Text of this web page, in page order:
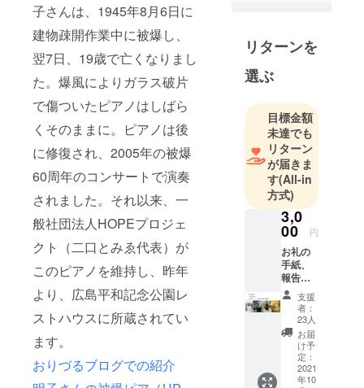
子さんは、1945年8月6日に
建物疎開作業中に被爆し、
翌7日、19歳で亡くなりまし
た。爆風によりガラス破片
で傷ついたピアノはしばら
くそのままに。ピアノは後
に修復され、2005年の被爆
60周年のコンサートで演奏
されました。それ以来、一
般社団法人HOPEプロジェ
クト（二口とみゑ代表）が
このピアノを維持し、昨年
より、広島平和記念公園レ
ストハウスに所蔵されてい
ます。
おりづるブログでの紹介
企画の事務
爆者のみな
スとのやり
とり、講演
会、出前講
座の調整や
グッズの販
売などを通
して、2017
年にノーベ
ル平和賞を
受賞した
ICAN(核兵器
廃絶国際
キャンペー
ン)の活動を
サポート。
海外では、
リターンを
選ぶ
目標金額
未達でも
リターン
が届きま
す(All-in
方式)
3,0
00 円
お礼の
手紙、
報告書
（イベ
ント報
告およ
び感想
文作品
集）
支援
者：
23人
お届
け予
定：
2021
年10